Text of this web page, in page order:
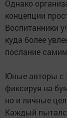
Однако
концепции
Воспитанники
куда более
послание
Юные авторы с
фиксируя на
но и личные
Каждый